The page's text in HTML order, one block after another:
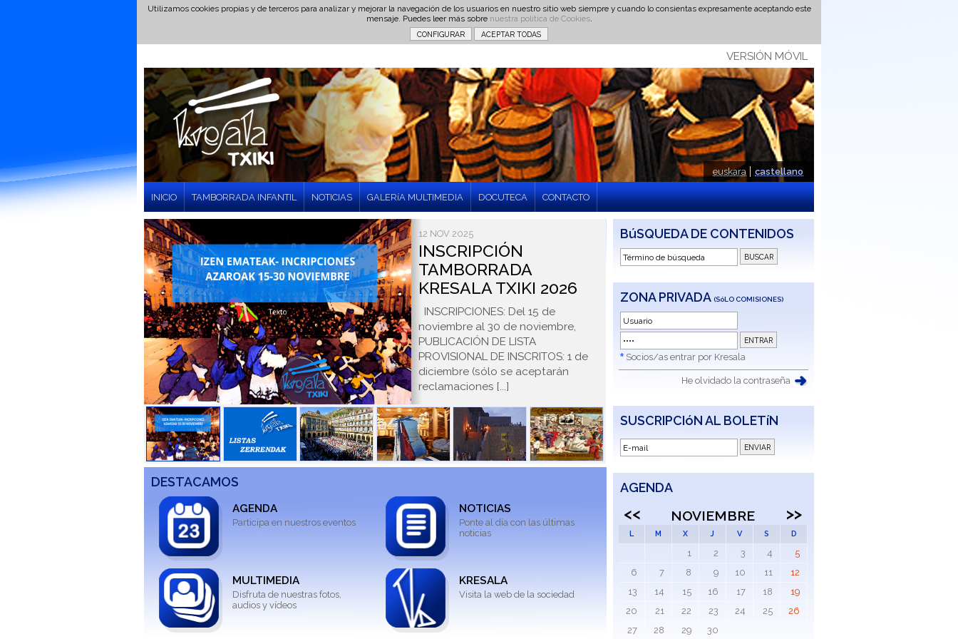
Utilizamos cookies propias y de terceros para analizar y mejorar la navegación de los usuarios en nuestro sitio web siempre y cuando lo consientas expresamente aceptando este
mensaje. Puedes leer más sobre nuestra política de Cookies.
VERSIÓN MÓVIL
euskara castellano
INICIO TAMBORRADA INFANTIL NOTICIAS GALERíA MULTIMEDIA DOCUTECA CONTACTO
BúSQUEDA DE CONTENIDOS
ZONA PRIVADA (SóLO COMISIONES)
* Socios/as entrar por Kresala
He olvidado la contraseña
SUSCRIPCIóN AL BOLETíN
AGENDA
<< NOVIEMBRE >>
L M X J V S D
1 2 3 4
5
6
7 8 9 10 11
12
13
14 15 16 17 18
19
20
21 22 23 24 25
26
27
28 29 30
12 NOV 2025
INSCRIPCIÓN
TAMBORRADA
KRESALA TXIKI 2026
INSCRIPCIONES: Del 15 de
noviembre al 30 de noviembre,
PUBLICACIÓN DE LISTA
PROVISIONAL DE INSCRITOS: 1 de
diciembre (sólo se aceptarán
reclamaciones [...]
DESTACAMOS
AGENDA
Participa en nuestros eventos
NOTICIAS
Ponte al día con las últimas
noticias
MULTIMEDIA
Disfruta de nuestras fotos,
audios y vídeos
KRESALA
Visita la web de la sociedad